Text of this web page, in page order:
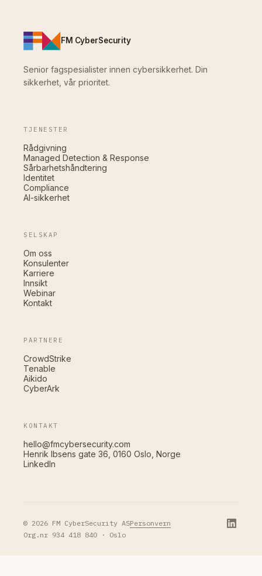
FM CyberSecurity
Senior fagspesialister innen cybersikkerhet. Din
sikkerhet, vår prioritet.
TJENESTER
Rådgivning
Managed Detection & Response
Sårbarhetshåndtering
Identitet
Compliance
AI-sikkerhet
SELSKAP
Om oss
Konsulenter
Karriere
Innsikt
Webinar
Kontakt
PARTNERE
CrowdStrike
Tenable
Aikido
CyberArk
KONTAKT
hello@fmcybersecurity.com
Henrik Ibsens gate 36, 0160 Oslo, Norge
LinkedIn
© 2026 FM CyberSecurity ASPersonvern
Org.nr 934 418 840 · Oslo